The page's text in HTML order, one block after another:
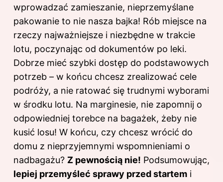
wprowadzać zamieszanie, nieprzemyślane
pakowanie to nie nasza bajka! Rób miejsce na
rzeczy najważniejsze i niezbędne w trakcie
lotu, poczynając od dokumentów po leki.
Dobrze mieć szybki dostęp do podstawowych
potrzeb – w końcu chcesz zrealizować cele
podróży, a nie ratować się trudnymi wyborami
w środku lotu. Na marginesie, nie zapomnij o
odpowiedniej torebce na bagażek, żeby nie
kusić losu! W końcu, czy chcesz wrócić do
domu z nieprzyjemnymi wspomnieniami o
nadbagażu? Z pewnością nie! Podsumowując,
lepiej przemyśleć sprawy przed startem i